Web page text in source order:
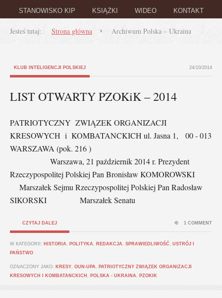
STANOWISKO KIP KSIĄŻKI WIDEO KONTAKT
Jesteś tutaj: Strona główna Archiwum Polska – Ukraina
KLUB INTELIGENCJI POLSKIEJ 24/10/2014
LIST OTWARTY PZOKiK – 2014
PATRIOTYCZNY ZWIĄZEK ORGANIZACJI
KRESOWYCH i KOMBATANCKICH ul. Jasna 1, 00 - 013
WARSZAWA (pok. 216 )
Warszawa, 21 październik 2014 r. Prezydent
Rzeczypospolitej Polskiej Pan Bronisław KOMOROWSKI
Marszałek Sejmu Rzeczypospolitej Polskiej Pan Radosław
SIKORSKI Marszałek Senatu
CZYTAJ DALEJ
W KATEGORII: HISTORIA POLITYKA REDAKCJA SPRAWIEDLIWOŚĆ
USTRÓJ I
PAŃSTWO
OZNACZONY JAKO: KRESY OUN-UPA
PATRIOTYCZNY ZWIĄZEK ORGANIZACJI
KRESOWYCH I KOMBATANCKICH
POLSKA - UKRAINA PZOKIK
1 COMMENT